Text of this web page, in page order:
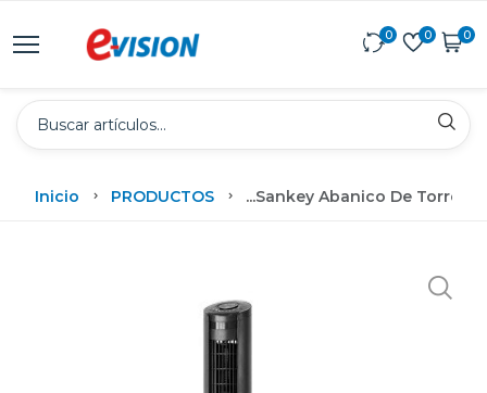
0 0 0
Inicio PRODUCTOS ...Sankey Abanico De Torre